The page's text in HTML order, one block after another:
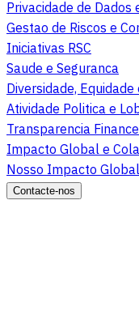
Privacidade de Dados
Gestao de Riscos e
Iniciativas RSC
Saude e Seguranca
Diversidade,
Atividade Politica e
Transparencia
Impacto Global e
Nosso Impacto Global
Contacte-nos